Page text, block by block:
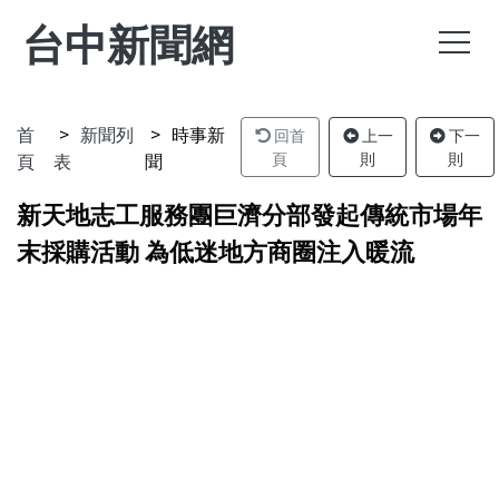
台中新聞網
首
頁
新聞列
表
時事新
聞
回首
頁
上一
則
下一
則
新天地志工服務團巨濟分部發起傳統市場年
末採購活動 為低迷地方商圈注入暖流